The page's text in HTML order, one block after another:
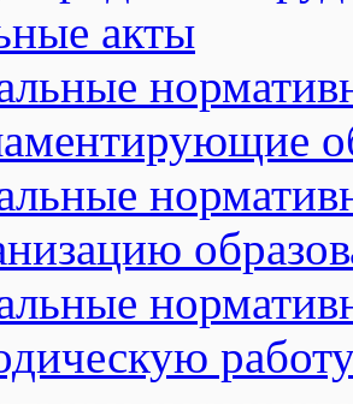
акты